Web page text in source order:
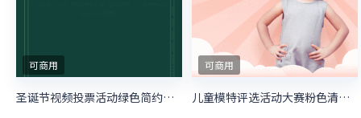
可商用
圣诞节视频投票活动绿色简约风格投票活动
可商用
儿童模特评选活动大赛粉色清新微信投票活动